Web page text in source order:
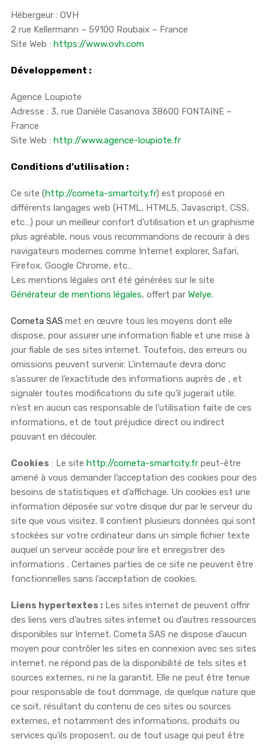
Hébergeur : OVH
2 rue Kellermann – 59100 Roubaix – France
Site Web : https://www.ovh.com
Développement :
Agence Loupiote
Adresse : 3, rue Danièle Casanova 38600 FONTAINE –
France
Site Web : http://www.agence-loupiote.fr
Conditions d’utilisation :
Ce site (http://cometa-smartcity.fr) est proposé en
différents langages web (HTML, HTML5, Javascript, CSS,
etc…) pour un meilleur confort d’utilisation et un graphisme
plus agréable, nous vous recommandons de recourir à des
navigateurs modernes comme Internet explorer, Safari,
Firefox, Google Chrome, etc…
Les mentions légales ont été générées sur le site
Générateur de mentions légales, offert par Welye.
Cometa SAS met en œuvre tous les moyens dont elle
dispose, pour assurer une information fiable et une mise à
jour fiable de ses sites internet. Toutefois, des erreurs ou
omissions peuvent survenir. L’internaute devra donc
s’assurer de l’exactitude des informations auprès de , et
signaler toutes modifications du site qu’il jugerait utile.
n’est en aucun cas responsable de l’utilisation faite de ces
informations, et de tout préjudice direct ou indirect
pouvant en découler.
Cookies : Le site http://cometa-smartcity.frpeut-être
amené à vous demander l’acceptation des cookies pour des
besoins de statistiques et d’affichage. Un cookies est une
information déposée sur votre disque dur par le serveur du
site que vous visitez. Il contient plusieurs données qui sont
stockées sur votre ordinateur dans un simple fichier texte
auquel un serveur accède pour lire et enregistrer des
informations . Certaines parties de ce site ne peuvent être
fonctionnelles sans l’acceptation de cookies.
Liens hypertextes :Les sites internet de peuvent offrir
des liens vers d’autres sites internet ou d’autres ressources
disponibles sur Internet. Cometa SAS ne dispose d’aucun
moyen pour contrôler les sites en connexion avec ses sites
internet. ne répond pas de la disponibilité de tels sites et
sources externes, ni ne la garantit. Elle ne peut être tenue
pour responsable de tout dommage, de quelque nature que
ce soit, résultant du contenu de ces sites ou sources
externes, et notamment des informations, produits ou
services qu’ils proposent, ou de tout usage qui peut être